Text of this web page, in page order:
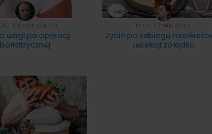
wagi po operacji
bariatrycznej
NOWAKOWSKI
Życie po zabiegu
resekcji żołądka
OLGA SZYMKOWIAK